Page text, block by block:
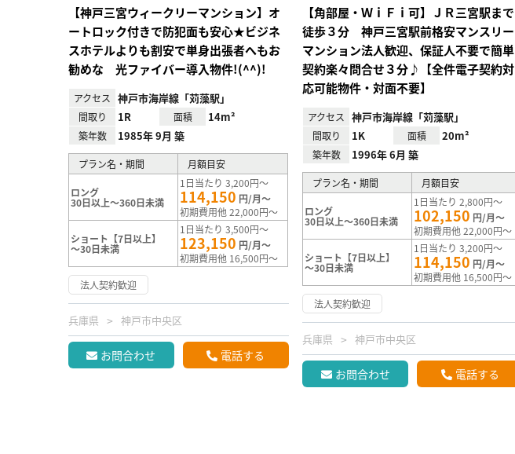
【神戸三宮ウィークリーマンション】オ
ートロック付きで防犯面も安心★ビジネ
スホテルよりも割安で単身出張者へもお
勧めな 光ファイバー導入物件!(^^)!
アクセス 神戸市海岸線「苅藻駅」
間取り 1R 面積 14m²
築年数 1985年 9月 築
プラン名・期間 月額目安
ロング
30日以上～360日未満
1日当たり 3,200円～
114,150 円/月～
初期費用他 22,000円～
ショート【7日以上】
～30日未満
1日当たり 3,500円～
123,150 円/月～
初期費用他 16,500円～
法人契約歓迎
兵庫県 神戸市中央区
お問合わせ 電話する
【角部屋・ＷｉＦｉ可】ＪＲ三宮駅まで
徒歩３分 神戸三宮駅前格安マンスリー
マンション法人歓迎、保証人不要で簡単
契約楽々問合せ３分♪【全件電子契約対
応可能物件・対面不要】
アクセス 神戸市海岸線「苅藻駅」
間取り 1K 面積 20m²
築年数 1996年 6月 築
プラン名・期間 月額目安
ロング
30日以上～360日未満
1日当たり 2,800円～
102,150 円/月～
初期費用他 22,000円～
ショート【7日以上】
～30日未満
1日当たり 3,200円～
114,150 円/月～
初期費用他 16,500円～
法人契約歓迎
兵庫県 神戸市中央区
お問合わせ 電話する